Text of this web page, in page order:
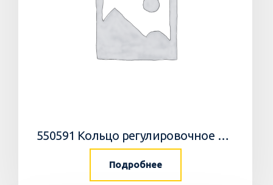
550591 Кольцо регулировочное 0,05мм/WEDGE
Подробнее